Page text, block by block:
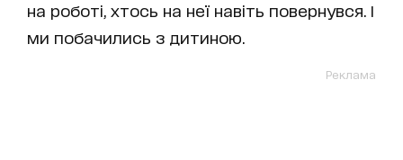
на роботі, хтось на неї навіть повернувся. І
ми побачились з дитиною.
Реклама